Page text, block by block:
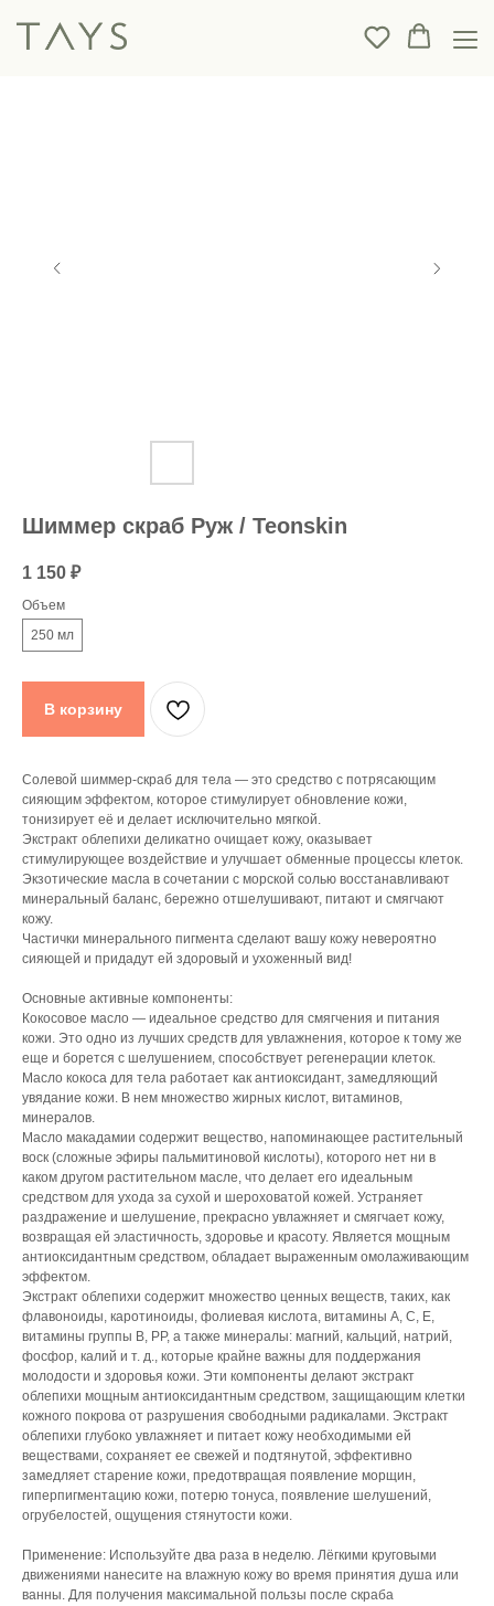
Шиммер скраб Руж / Teonskin
1 150 ₽
Объем
250 мл
В корзину
Солевой шиммер-скраб для тела — это средство с потрясающим
сияющим эффектом, которое стимулирует обновление кожи,
тонизирует её и делает исключительно мягкой.
Экстракт облепихи деликатно очищает кожу, оказывает
стимулирующее воздействие и улучшает обменные процессы клеток.
Экзотические масла в сочетании с морской солью восстанавливают
минеральный баланс, бережно отшелушивают, питают и смягчают
кожу.
Частички минерального пигмента сделают вашу кожу невероятно
сияющей и придадут ей здоровый и ухоженный вид!
Основные активные компоненты:
Кокосовое масло — идеальное средство для смягчения и питания
кожи. Это одно из лучших средств для увлажнения, которое к тому же
еще и борется с шелушением, способствует регенерации клеток.
Масло кокоса для тела работает как антиоксидант, замедляющий
увядание кожи. В нем множество жирных кислот, витаминов,
минералов.
Масло макадамии содержит вещество, напоминающее растительный
воск (сложные эфиры пальмитиновой кислоты), которого нет ни в
каком другом растительном масле, что делает его идеальным
средством для ухода за сухой и шероховатой кожей. Устраняет
раздражение и шелушение, прекрасно увлажняет и смягчает кожу,
возвращая ей эластичность, здоровье и красоту. Является мощным
антиоксидантным средством, обладает выраженным омолаживающим
эффектом.
Экстракт облепихи содержит множество ценных веществ, таких, как
флавоноиды, каротиноиды, фолиевая кислота, витамины А, С, Е,
витамины группы В, РР, а также минералы: магний, кальций, натрий,
фосфор, калий и т. д., которые крайне важны для поддержания
молодости и здоровья кожи. Эти компоненты делают экстракт
облепихи мощным антиоксидантным средством, защищающим клетки
кожного покрова от разрушения свободными радикалами. Экстракт
облепихи глубоко увлажняет и питает кожу необходимыми ей
веществами, сохраняет ее свежей и подтянутой, эффективно
замедляет старение кожи, предотвращая появление морщин,
гиперпигментацию кожи, потерю тонуса, появление шелушений,
огрубелостей, ощущения стянутости кожи.
Применение: Используйте два раза в неделю. Лёгкими круговыми
движениями нанесите на влажную кожу во время принятия душа или
ванны. Для получения максимальной пользы после скраба